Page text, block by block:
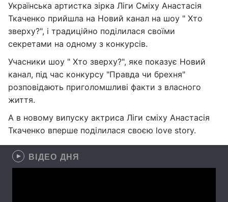
Українська артистка зірка Ліги Сміху Анастасія
Ткаченко прийшла на Новий канал на шоу " Хто
зверху?", і традиційно поділилася своїми
секретами на одному з конкурсів.
Учасники шоу " Хто зверху?", яке показує Новий
канал, під час конкурсу "Правда чи брехня"
розповідають приголомшливі факти з власного
життя.
А в новому випуску актриса Ліги сміху Анастасія
Ткаченко вперше поділилася своєю love story.
ВІДЕО ДНЯ